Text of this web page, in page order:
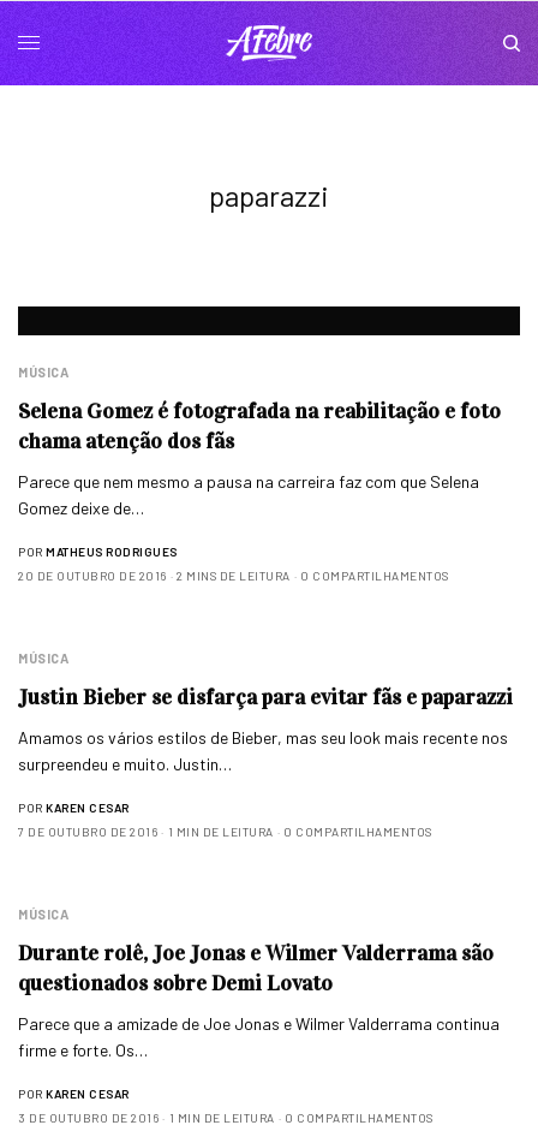
paparazzi
MÚSICA
Selena Gomez é fotografada na reabilitação e foto
chama atenção dos fãs
Parece que nem mesmo a pausa na carreira faz com que Selena
Gomez deixe de…
POR MATHEUS RODRIGUES
20 DE OUTUBRO DE 2016
2 MINS DE LEITURA 0 COMPARTILHAMENTOS
MÚSICA
Justin Bieber se disfarça para evitar fãs e paparazzi
Amamos os vários estilos de Bieber, mas seu look mais recente nos
surpreendeu e muito. Justin…
POR KAREN CESAR
7 DE OUTUBRO DE 2016
1 MIN DE LEITURA 0 COMPARTILHAMENTOS
MÚSICA
Durante rolê, Joe Jonas e Wilmer Valderrama são
questionados sobre Demi Lovato
Parece que a amizade de Joe Jonas e Wilmer Valderrama continua
firme e forte. Os…
POR KAREN CESAR
3 DE OUTUBRO DE 2016
1 MIN DE LEITURA 0 COMPARTILHAMENTOS